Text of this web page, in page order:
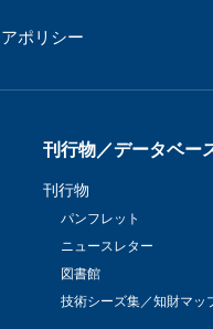
ポリシー
刊行物／データベー
刊行物
パンフレット
ニュースレター
図書館
技術シーズ集／知財マッ